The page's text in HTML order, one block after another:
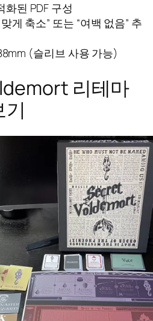
된 PDF 구성
게 축소” 또는 “여백 없음” 추
(슬리브 사용 가능)
리테마